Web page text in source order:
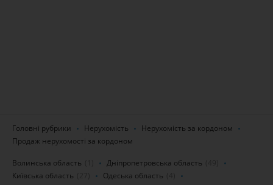
Головні рубрики Нерухомість
Нерухомість за кордоном
Продаж нерухомості за кордоном
Волинська область Дніпропетровська область
Київська область
Одеська область